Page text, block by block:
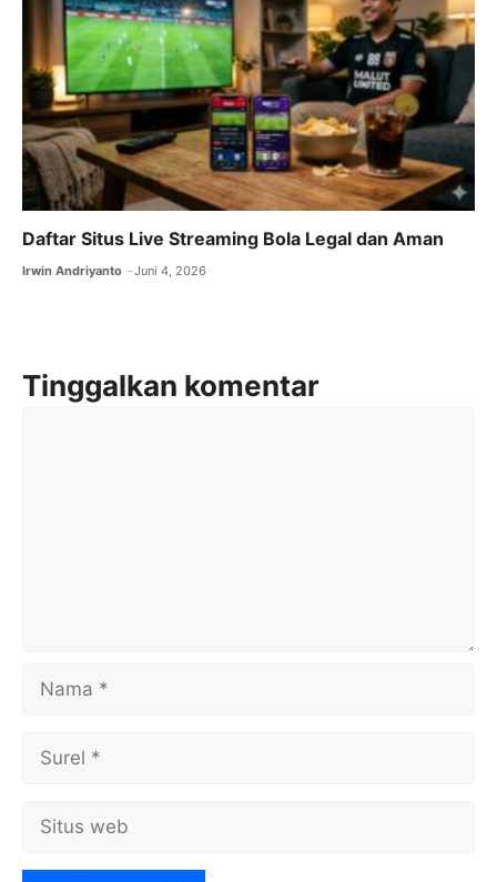
Daftar Situs Live Streaming Bola Legal dan Aman
Irwin Andriyanto Juni 4, 2026
Tinggalkan komentar
Nama
Surel
Situs
web